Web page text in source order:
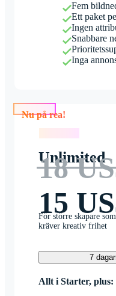
Fem
Ett paket
Ingen
Snabbare
Inga
Nu på rea!
Unlimited
18
15
För större skapare
kräver kreativ frihet
7
Allt i Starter, plus: